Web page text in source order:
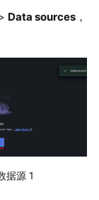
Data sources，
据源 1